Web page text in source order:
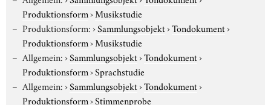
Produktionsform›Musikstudie
Produktionsform:›Sammlungsobjekt›Tondokument›
Produktionsform›Musikstudie
Allgemein:›Sammlungsobjekt›Tondokument›
Produktionsform›Sprachstudie
Allgemein:›Sammlungsobjekt›Tondokument›
Produktionsform›Stimmenprobe